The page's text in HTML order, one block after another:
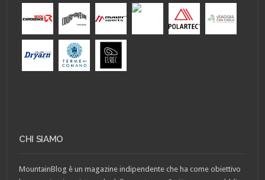
CHI SIAMO
MountainBlog è un magazine indipendente che ha come obiettivo